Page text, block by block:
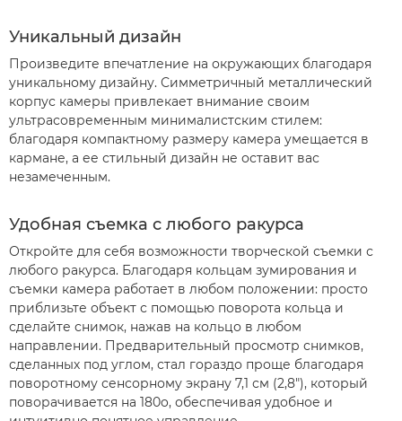
Уникальный дизайн
Произведите впечатление на окружающих благодаря
уникальному дизайну. Симметричный металлический
корпус камеры привлекает внимание своим
ультрасовременным минималистским стилем:
благодаря компактному размеру камера умещается в
кармане, а ее стильный дизайн не оставит вас
незамеченным.
Удобная съемка с любого ракурса
Откройте для себя возможности творческой съемки с
любого ракурса. Благодаря кольцам зумирования и
съемки камера работает в любом положении: просто
приблизьте объект с помощью поворота кольца и
сделайте снимок, нажав на кольцо в любом
направлении. Предварительный просмотр снимков,
сделанных под углом, стал гораздо проще благодаря
поворотному сенсорному экрану 7,1 см (2,8"), который
поворачивается на 180o, обеспечивая удобное и